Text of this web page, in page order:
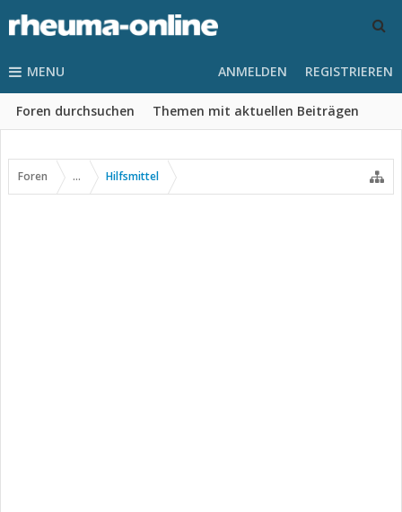
MENU
Foren durchsuchen Themen mit aktuellen Beiträgen
ANMELDEN REGISTRIEREN
Foren ... Hilfsmittel